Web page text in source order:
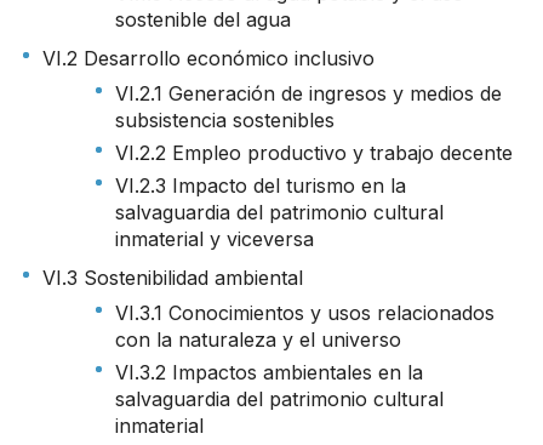
sostenible del agua
VI.2 Desarrollo económico inclusivo
VI.2.1 Generación de ingresos y medios de
subsistencia sostenibles
VI.2.2 Empleo productivo y trabajo decente
VI.2.3 Impacto del turismo en la
salvaguardia del patrimonio cultural
inmaterial y viceversa
VI.3 Sostenibilidad ambiental
VI.3.1 Conocimientos y usos relacionados
con la naturaleza y el universo
VI.3.2 Impactos ambientales en la
salvaguardia del patrimonio cultural
inmaterial